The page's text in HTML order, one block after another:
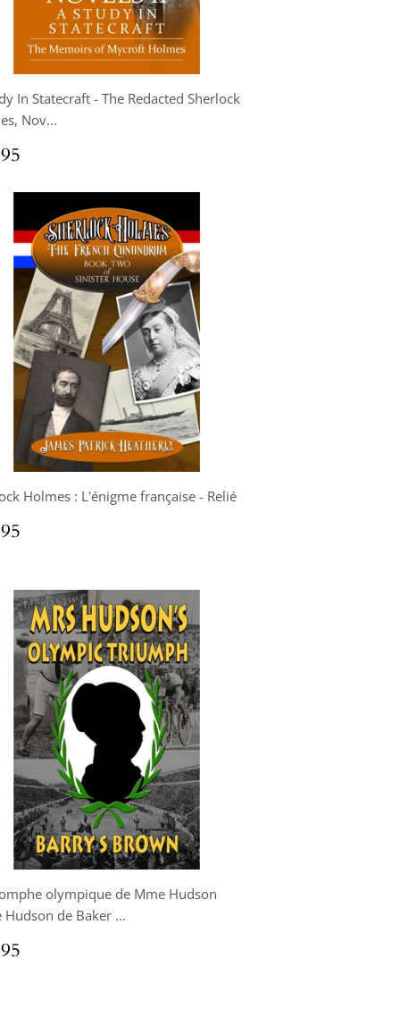
In Statecraft - The Redacted Sherlock
Nov...
Holmes : L'énigme française - Relié
olympique de Mme Hudson
Hudson de Baker ...